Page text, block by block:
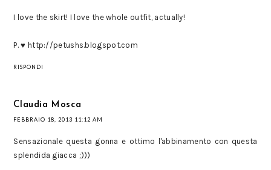
I love the skirt! I love the whole outfit, actually!
P. ♥ http://petushs.blogspot.com
RISPONDI
Claudia Mosca
FEBBRAIO 18, 2013 11:12 AM
Sensazionale questa gonna e ottimo l'abbinamento con questa
splendida giacca ;)))